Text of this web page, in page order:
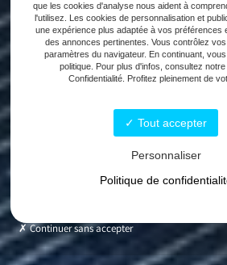
que les cookies d'analyse nous aident à
l'utilisez. Les cookies de personnalisation et
une expérience plus adaptée à vos préférences
des annonces pertinentes. Vous contrôlez
paramètres du navigateur. En continuant,
politique. Pour plus d'infos, consultez notre
Confidentialité. Profitez pleinement de
Tout accepter
Personnaliser
Politique de
Continuer sans accepter